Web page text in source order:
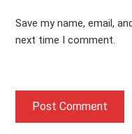
Save my name, email,
next time I comment.